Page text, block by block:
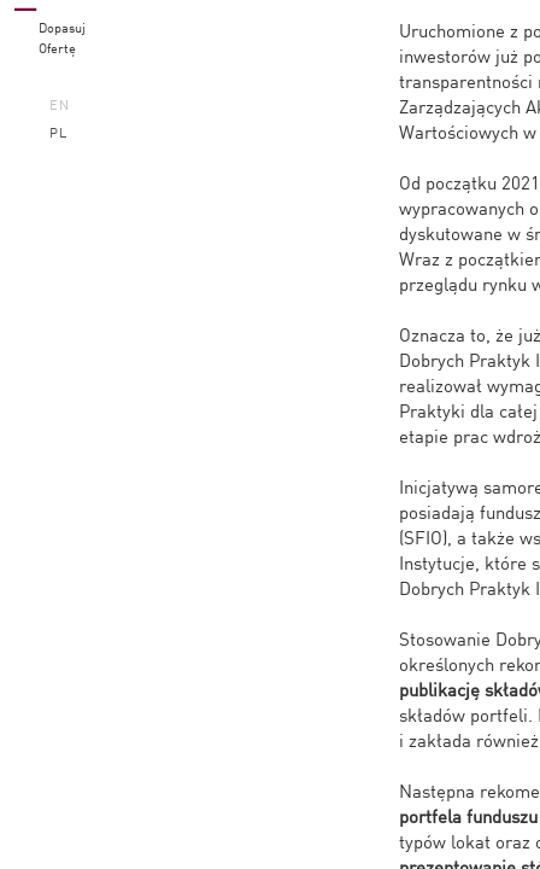
Dopasuj
Ofertę
EN
PL
Uruchomione z
inwestorów już
transparentności
Zarządzających
Wartościowych
Od początku
wypracowanych
dyskutowane w
Wraz z
przeglądu rynku
Oznacza to, że
Dobrych Praktyk
realizował
Praktyki dla
etapie prac
Inicjatywą
posiadają
(SFIO), a także
Instytucje, które
Dobrych Praktyk
Stosowanie
określonych
publikację
składów
i zakłada
Następna
portfela funduszu
typów lokat oraz